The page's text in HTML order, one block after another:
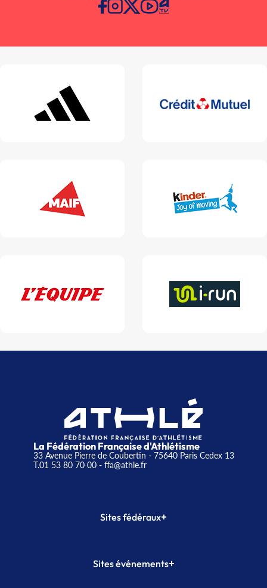
La Fédération Française d'Athlétisme
33 Avenue Pierre de Coubertin - 75640 Paris Cedex 13
T.01 53 80 70 00- ffa@athle.fr
Sites fédéraux+
Plateforme Formation
Sites événements+